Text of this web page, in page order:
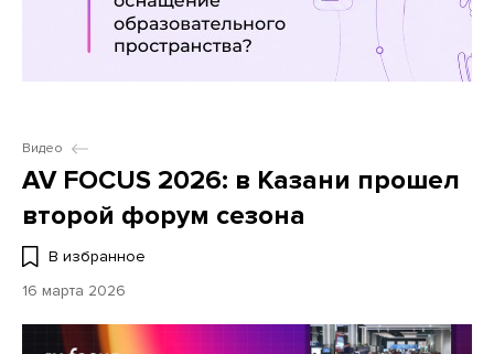
Видео
AV FOCUS 2026: в Казани прошел
второй форум сезона
В избранное
16 марта 2026